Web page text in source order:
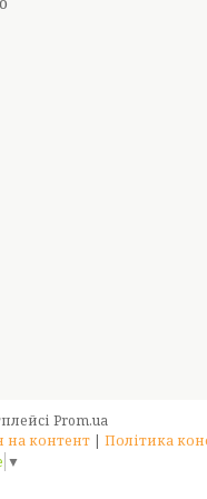
Prom.ua
на контент | Політика
▼